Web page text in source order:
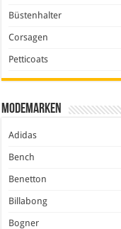
Büstenhalter
Corsagen
Petticoats
Modemarken
Adidas
Bench
Benetton
Billabong
Bogner